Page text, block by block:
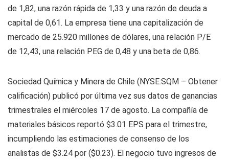
de 1,82, una razón rápida de 1,33 y una razón de deuda a
capital de 0,61. La empresa tiene una capitalización de
mercado de 25.920 millones de dólares, una relación P/E
de 12,43, una relación PEG de 0,48 y una beta de 0,86.
Sociedad Química y Minera de Chile (NYSE:SQM – Obtener
calificación) publicó por última vez sus datos de ganancias
trimestrales el miércoles 17 de agosto. La compañía de
materiales básicos reportó $3.01 EPS para el trimestre,
incumpliendo las estimaciones de consenso de los
analistas de $3.24 por ($0.23). El negocio tuvo ingresos de